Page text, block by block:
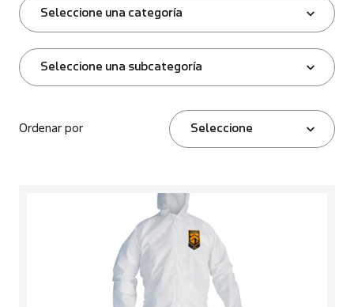
Seleccione una categoría
Seleccione una subcategoría
Ordenar por Seleccione